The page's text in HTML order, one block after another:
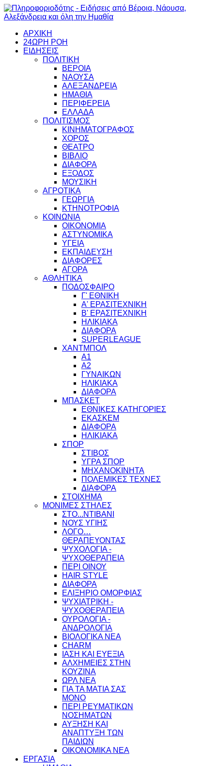
ΑΡΧΙΚΗ
24ΩΡΗ ΡΟΗ
ΕΙΔΗΣΕΙΣ
ΠΟΛΙΤΙΚΗ
ΒΕΡΟΙΑ
ΝΑΟΥΣΑ
ΑΛΕΞΑΝΔΡΕΙΑ
ΗΜΑΘΙΑ
ΠΕΡΙΦΕΡΕΙΑ
ΕΛΛΑΔΑ
ΠΟΛΙΤΙΣΜΟΣ
ΚΙΝΗΜΑΤΟΓΡΑΦΟΣ
ΧΟΡΟΣ
ΘΕΑΤΡΟ
ΒΙΒΛΙΟ
ΔΙΑΦΟΡΑ
ΕΞΟΔΟΣ
ΜΟΥΣΙΚΗ
ΑΓΡΟΤΙΚΑ
ΓΕΩΡΓΙΑ
ΚΤΗΝΟΤΡΟΦΙΑ
ΚΟΙΝΩΝΙΑ
ΟΙΚΟΝΟΜΙΑ
ΑΣΤΥΝΟΜΙΚΑ
ΥΓΕΙΑ
ΕΚΠΑΙΔΕΥΣΗ
ΔΙΑΦΟΡΕΣ
ΑΓΟΡΑ
ΑΘΛΗΤΙΚΑ
ΠΟΔΟΣΦΑΙΡΟ
Γ' ΕΘΝΙΚΗ
Α' ΕΡΑΣΙΤΕΧΝΙΚΗ
Β' ΕΡΑΣΙΤΕΧΝΙΚΗ
ΗΛΙΚΙΑΚΑ
ΔΙΑΦΟΡΑ
SUPERLEAGUE
ΧΑΝΤΜΠΟΛ
Α1
Α2
ΓΥΝΑΙΚΩΝ
ΗΛΙΚΙΑΚΑ
ΔΙΑΦΟΡΑ
ΜΠΑΣΚΕΤ
ΕΘΝΙΚΕΣ ΚΑΤΗΓΟΡΙΕΣ
ΕΚΑΣΚΕΜ
ΔΙΑΦΟΡΑ
ΗΛΙΚΙΑΚΑ
ΣΠΟΡ
ΣΤΙΒΟΣ
ΥΓΡΑ ΣΠΟΡ
ΜΗΧΑΝΟΚΙΝΗΤΑ
ΠΟΛΕΜΙΚΕΣ ΤΕΧΝΕΣ
ΔΙΑΦΟΡΑ
ΣΤΟΙΧΗΜΑ
ΜΟΝΙΜΕΣ ΣΤΗΛΕΣ
ΣΤΟ...ΝΤΙΒΑΝΙ
ΝΟΥΣ ΥΓΙΗΣ
ΛΟΓΟ…
ΘΕΡΑΠΕΥΟΝΤΑΣ
ΨΥΧΟΛΟΓΙΑ -
ΨΥΧΟΘΕΡΑΠΕΙΑ
ΠΕΡΙ ΟΙΝΟΥ
HAIR STYLE
ΔΙΑΦΟΡΑ
ΕΛΙΞΗΡΙΟ ΟΜΟΡΦΙΑΣ
ΨΥΧΙΑΤΡΙΚΗ -
ΨΥΧΟΘΕΡΑΠΕΙΑ
ΟΥΡΟΛΟΓΙΑ -
ΑΝΔΡΟΛΟΓΙΑ
ΒΙΟΛΟΓΙΚΑ ΝΕΑ
CHARM
ΙΑΣΗ ΚΑΙ ΕΥΕΞΙΑ
ΑΛΧΗΜΕΙΕΣ ΣΤΗΝ
ΚΟΥΖΙΝΑ
ΩΡΛ ΝEA
ΓΙΑ ΤΑ ΜΑΤΙΑ ΣΑΣ
ΜΟΝΟ
ΠΕΡΙ ΡΕΥΜΑΤΙΚΩΝ
ΝΟΣΗΜΑΤΩΝ
ΑΥΞΗΣΗ ΚΑΙ
ΑΝΑΠΤΥΞΗ ΤΩΝ
ΠΑΙΔΙΩΝ
ΟΙΚΟΝΟΜΙΚΑ ΝΕΑ
ΕΡΓΑΣΙΑ